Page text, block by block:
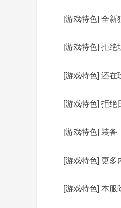
[游戏特色] 全新独
[游戏特色] 拒绝坑
[游戏特色] 还在
[游戏特色] 拒绝日
[游戏特色] 装备，
[游戏特色] 更多
[游戏特色] 本服除